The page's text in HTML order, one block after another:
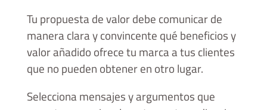
Tu propuesta de valor debe comunicar de
manera clara y convincente qué beneficios y
valor añadido ofrece tu marca a tus clientes
que no pueden obtener en otro lugar.
Selecciona mensajes y argumentos que